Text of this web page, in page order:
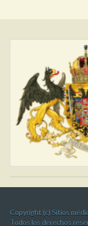
Copyright (c) Sitios
Todos los derechos